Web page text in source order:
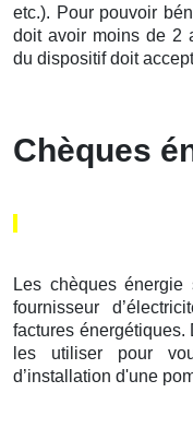
etc.). Pour pouvoir
doit avoir moins de 2
du dispositif doit
Chèques
Les chèques
fournisseur
factures
les utiliser pour
d’installation d'une